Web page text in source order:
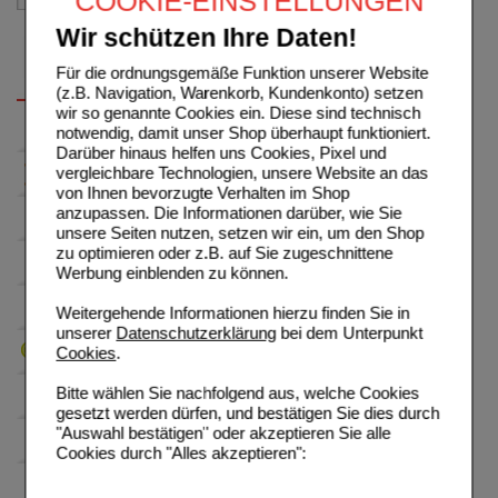
Wir schützen Ihre Daten!
Für die ordnungsgemäße Funktion unserer Website
(z.B. Navigation, Warenkorb, Kundenkonto) setzen
wir so genannte Cookies ein. Diese sind technisch
notwendig, damit unser Shop überhaupt funktioniert.
Darüber hinaus helfen uns Cookies, Pixel und
vergleichbare Technologien, unsere Website an das
von Ihnen bevorzugte Verhalten im Shop
anzupassen. Die Informationen darüber, wie Sie
unsere Seiten nutzen, setzen wir ein, um den Shop
zu optimieren oder z.B. auf Sie zugeschnittene
Werbung einblenden zu können.
Weitergehende Informationen hierzu finden Sie in
unserer Datenschutzerklärungbei dem Unterpunkt
Cookies.
Bitte wählen Sie nachfolgend aus, welche Cookies
gesetzt werden dürfen, und bestätigen Sie dies durch
"Auswahl bestätigen" oder akzeptieren Sie alle
Cookies durch "Alles akzeptieren":